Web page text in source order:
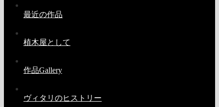
最近の作品
植木屋として
作品Gallery
ヴィタリのヒストリー